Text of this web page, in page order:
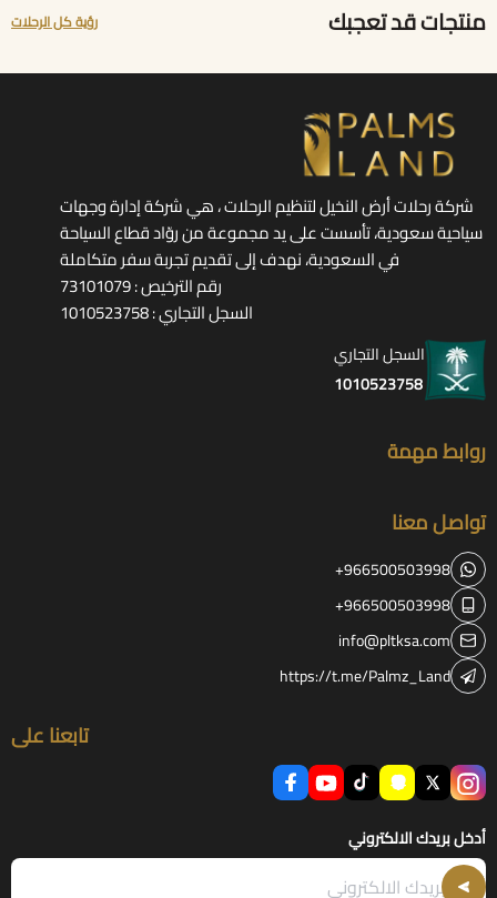
منتجات قد تعجبك رؤية كل الرحلات
شركة رحلات أرض النخيل لتنظيم الرحلات ، هي شركة إدارة وجهات
سياحية سعودية، تأسست على يد مجموعة من روّاد قطاع السياحة
في السعودية، نهدف إلى تقديم تجربة سفر متكاملة
رقم الترخيص : 73101079
السجل التجاري : 1010523758
السجل التجاري
1010523758
روابط مهمة
تواصل معنا
+966500503998
+966500503998
info@pltksa.com
https://t.me/Palmz_Land
تابعنا على
أدخل بريدك الالكتروني